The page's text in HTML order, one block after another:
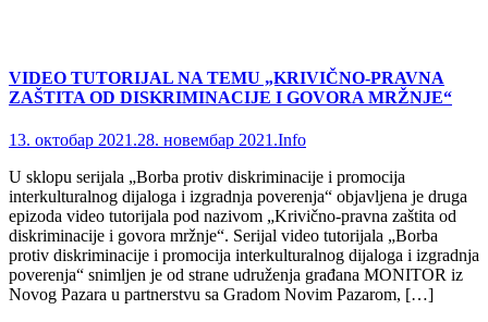
VIDEO TUTORIJAL NA TEMU „KRIVIČNO-PRAVNA
ZAŠTITA OD DISKRIMINACIJE I GOVORA MRŽNJE“
13. октобар 2021.28. новембар 2021.Info
U sklopu serijala „Borba protiv diskriminacije i promocija
interkulturalnog dijaloga i izgradnja poverenja“ objavljena je druga
epizoda video tutorijala pod nazivom „Krivično-pravna zaštita od
diskriminacije i govora mržnje“. Serijal video tutorijala „Borba
protiv diskriminacije i promocija interkulturalnog dijaloga i izgradnja
poverenja“ snimljen je od strane udruženja građana MONITOR iz
Novog Pazara u partnerstvu sa Gradom Novim Pazarom, […]